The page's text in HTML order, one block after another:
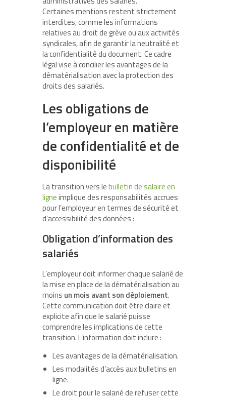
Certaines mentions restent strictement
interdites, comme les informations
relatives au droit de grève ou aux activités
syndicales, afin de garantir la neutralité et
la confidentialité du document. Ce cadre
légal vise à concilier les avantages de la
dématérialisation avec la protection des
droits des salariés.
Les obligations de
l’employeur en matière
de confidentialité et de
disponibilité
La transition vers lebulletin de salaire en
ligneimplique des responsabilités accrues
pour l’employeur en termes de sécurité et
d’accessibilité des données :
Obligation d’information des
salariés
L’employeur doit informer chaque salarié de
la mise en place de la dématérialisation au
moins un mois avant son déploiement.
Cette communication doit être claire et
explicite afin que le salarié puisse
comprendre les implications de cette
transition. L’information doit inclure :
Les avantages de la dématérialisation.
Les modalités d’accès aux bulletins en
ligne.
Le droit pour le salarié de refuser cette